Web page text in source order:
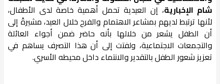
شام الإخبارية، إن العيدية تحمل أهمية خاصة لدى الأطفال،
لأنها ترتبط لديهم بمشاعر الاهتمام والفرح خلال العيد، مشيرةً إلى
أن الطفل يشعر من خلالها بأنه حاضر ضمن أجواء العائلة
والتجمعات الاجتماعية، ولفتت إلى أن هذا التصرف يساهم في
تعزيز شعور الطفل بالتقدير والانتماء داخل محيطه الأسري.